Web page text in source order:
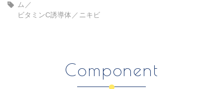
ム
ビタミンC誘導体
ニキビ
Component